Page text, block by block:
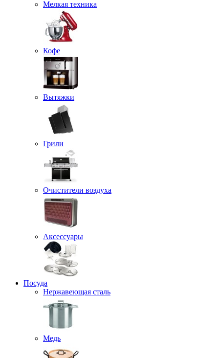
Мелкая техника
Кофе
Вытяжки
Грили
Очистители воздуха
Аксессуары
Посуда
Нержавеющая сталь
Медь